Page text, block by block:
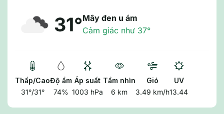
31°Mây đen u ám
Cảm giác như 37°
Thấp/Cao
31°/31°
Độ ẩm
74%
Áp suất
1003 hPa
Tầm nhìn
6 km
Gió
3.49 km/h
UV
13.44